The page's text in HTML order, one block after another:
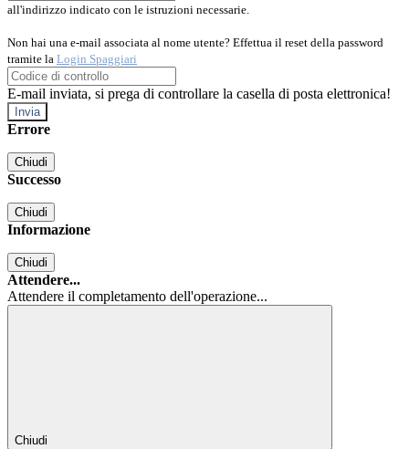
all'indirizzo indicato con le istruzioni necessarie.
Non hai una e-mail associata al nome utente? Effettua il reset della password
tramite la Login Spaggiari
E-mail inviata, si prega di controllare la casella di posta elettronica!
Errore
Chiudi
Successo
Chiudi
Informazione
Chiudi
Attendere...
Attendere il completamento dell'operazione...
Chiudi